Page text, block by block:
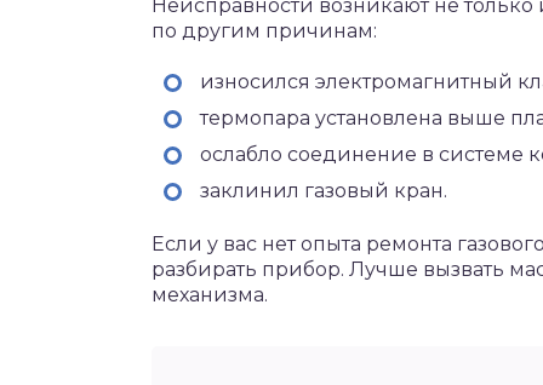
Неисправности возникают не
по другим причинам:
износился электромагнитный
термопара установлена выше
ослабло соединение в системе
заклинил газовый кран.
Если у вас нет опыта ремонта
разбирать прибор. Лучше вызвать
механизма.